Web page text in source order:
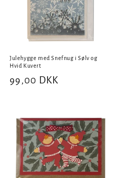
Julehygge med Snefnug i Sølv og
Hvid Kuvert
Normalpris
99,00 DKK